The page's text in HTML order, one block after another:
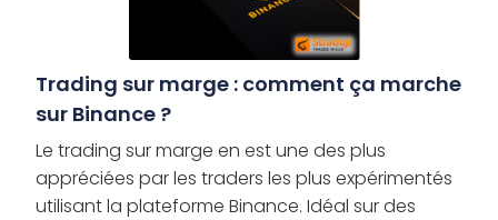
Trading sur marge : comment ça marche
sur Binance ?
Le trading sur marge en est une des plus
appréciées par les traders les plus expérimentés
utilisant la plateforme Binance. Idéal sur des